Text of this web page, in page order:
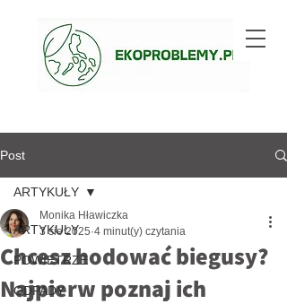
Post
ARTYKUŁY
POWIETRZE
ODPADY
ARTYKUŁY
Chcesz hodować biegusy?
Najpierw poznaj ich
Monika Hławiczka
3 sie 2025 4 minut(y) czytania